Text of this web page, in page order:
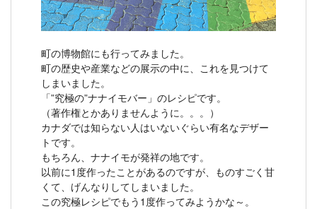
町の博物館にも行ってみました。
町の歴史や産業などの展示の中に、これを見つけて
しまいました。
「”究極の”ナナイモバー」のレシピです。
（著作権とかありませんように。。。）
カナダでは知らない人はいないぐらい有名なデザー
トです。
もちろん、ナナイモが発祥の地です。
以前に1度作ったことがあるのですが、ものすごく甘
くて、げんなりしてしまいました。
この究極レシピでもう1度作ってみようかな～。